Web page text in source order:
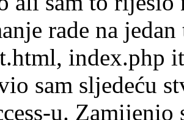
rade na
index.php
sam sljedeću
u.